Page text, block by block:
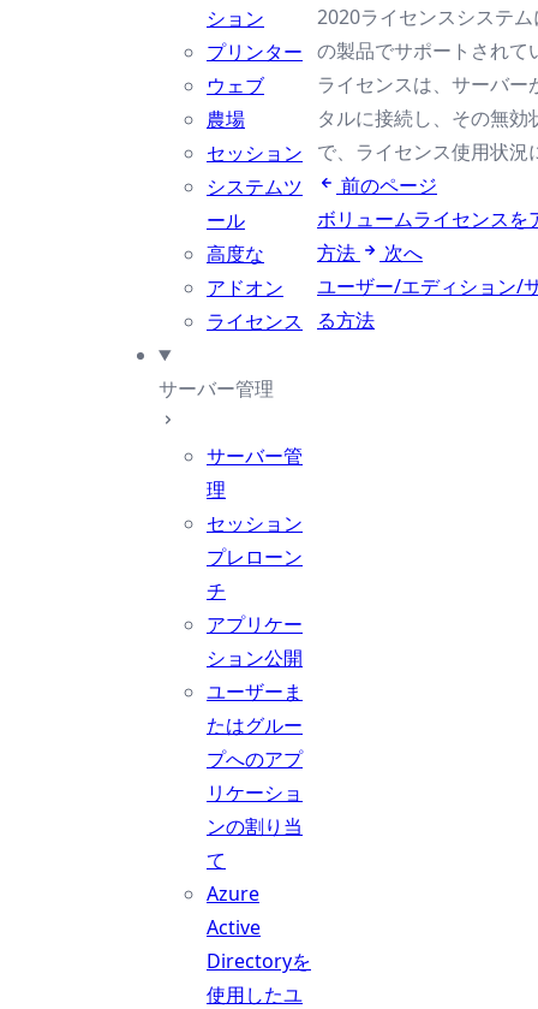
ション
プリンター
ウェブ
農場
セッション
システムツ
ール
高度な
アドオン
ライセンス
サーバー管理
サーバー管
理
セッション
プレローン
チ
アプリケー
ション公開
ユーザーま
たはグルー
プへのアプ
リケーショ
ンの割り当
て
Azure
Active
Directoryを
使用したユ
2020ライセンスシステ
の製品でサポートされて
ライセンスは、サーバー
タルに接続し、その無効
で、ライセンス使用状況
前のページ
ボリュームライセンスを
方法
次へ
ユーザー/エディション/
る方法